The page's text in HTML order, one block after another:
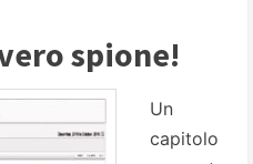
spione!
Un
capitolo